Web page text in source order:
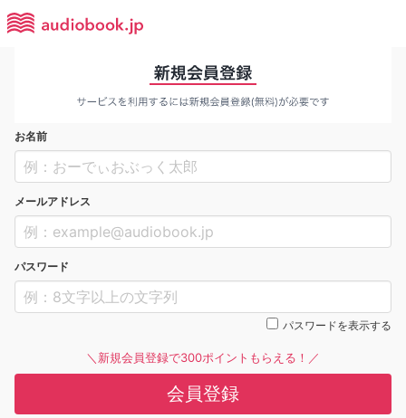
お名前
メールアドレス
パスワード
パスワードを表示する
＼新規会員登録で300ポイントもらえる！／
会員登録